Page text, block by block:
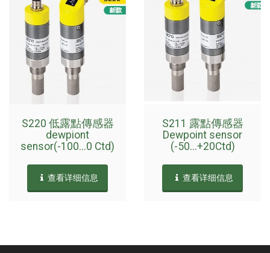
S220 低露點傳感器
dewpiont
sensor(-100...0 Ctd)
查看详细信息
S211 露點傳感器
Dewpoint sensor
(-50...+20Ctd)
查看详细信息